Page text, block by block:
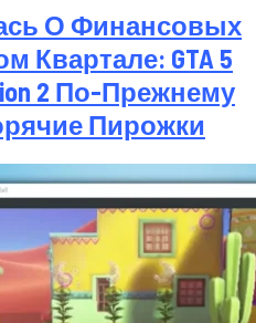
О Финансовых
Квартале: GTA 5
2 По-Прежнему
Пирожки